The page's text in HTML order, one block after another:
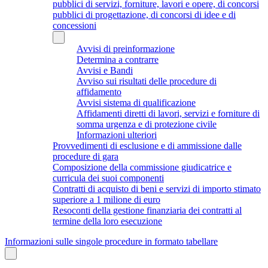
pubblici di servizi, forniture, lavori e opere, di concorsi
pubblici di progettazione, di concorsi di idee e di
concessioni
Avvisi di preinformazione
Determina a contrarre
Avvisi e Bandi
Avviso sui risultati delle procedure di
affidamento
Avvisi sistema di qualificazione
Affidamenti diretti di lavori, servizi e forniture di
somma urgenza e di protezione civile
Informazioni ulteriori
Provvedimenti di esclusione e di ammissione dalle
procedure di gara
Composizione della commissione giudicatrice e
curricula dei suoi componenti
Contratti di acquisto di beni e servizi di importo stimato
superiore a 1 milione di euro
Resoconti della gestione finanziaria dei contratti al
termine della loro esecuzione
Informazioni sulle singole procedure in formato tabellare